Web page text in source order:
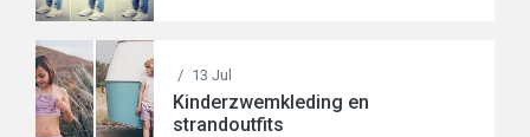
/ 13 Jul
Kinderzwemkleding en
strandoutfits